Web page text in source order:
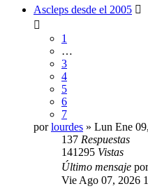
Ascleps desde el 2005
1
…
3
4
5
6
7
porlourdes » Lun Ene
137 Respuestas
141295 Vistas
Último mensaje
Vie Ago 07, 2026